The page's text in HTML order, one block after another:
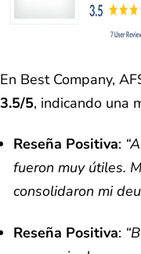
En Best Company,
3.5/5, indicando una
Reseña Positiva:
fueron muy útiles.
consolidaron mi
Reseña Positiva: